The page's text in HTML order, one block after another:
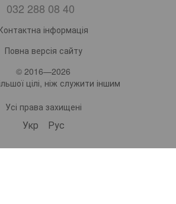
032 288 08 40
інформація
Повна версія сайту
© 2016—2026
цілі, ніж служити іншим
Усі права захищені
Укр Рус